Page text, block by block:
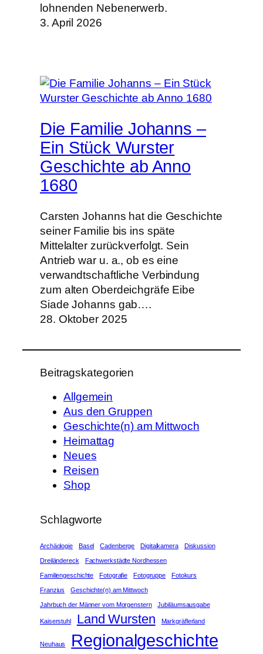
lohnenden Nebenerwerb.
3. April 2026
Die Familie Johanns –
Ein Stück Wurster
Geschichte ab Anno
1680
Carsten Johanns hat die Geschichte
seiner Familie bis ins späte
Mittelalter zurückverfolgt. Sein
Antrieb war u. a., ob es eine
verwandtschaftliche Verbindung
zum alten Oberdeichgräfe Eibe
Siade Johanns gab….
28. Oktober 2025
Beitragskategorien
Allgemein
Aus den Gruppen
Geschichte(n) am Mittwoch
Heimattag
Neues
Reisen
Shop
Schlagworte
Archäologie Basel Cadenberge Digitalkamera Diskussion
Dreiländereck Fachwerkstädte Nordhessen
Familiengeschichte Fotografie Fotogruppe Fotokurs
Franzius Geschichte(n) am Mittwoch
Jahrbuch der Männer vom Morgenstern Jubiläumsausgabe
Kaiserstuhl Land Wursten Markgräflerland
Neuhaus Regionalgeschichte